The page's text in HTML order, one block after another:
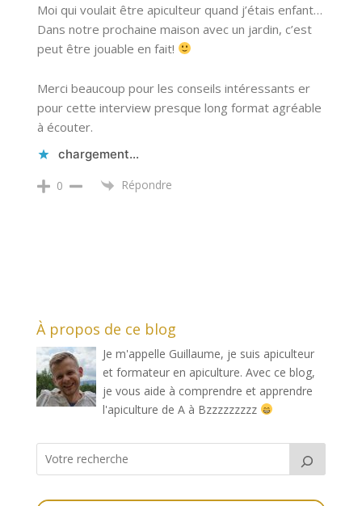
Moi qui voulait être apiculteur quand j’étais enfant…
Dans notre prochaine maison avec un jardin, c’est
peut être jouable en fait!
Merci beaucoup pour les conseils intéressants er
pour cette interview presque long format agréable
à écouter.
chargement…
0 Répondre
À propos de ce blog
Je m'appelle Guillaume, je suis apiculteur
et formateur en apiculture. Avec ce blog,
je vous aide à comprendre et apprendre
l'apiculture de A à Bzzzzzzzzz